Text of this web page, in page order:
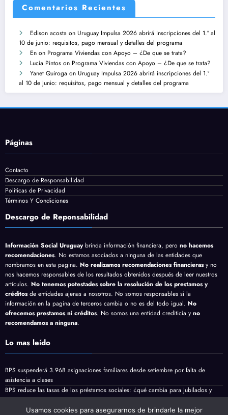
Comentarios Recientes
Edison acosta on Uruguay Impulsa 2026 abrirá inscripciones del 1.º al
10 de junio: requisitos, pago mensual y detalles del programa
En on Programa Viviendas con Apoyo – ¿De que se trata?
Lucia Pintos on Programa Viviendas con Apoyo – ¿De que se trata?
Yanet Quiroga on Uruguay Impulsa 2026 abrirá inscripciones del 1.º
al 10 de junio: requisitos, pago mensual y detalles del programa
Páginas
Contacto
Descargo de Responsabilidad
Politicas de Privacidad
Términos Y Condiciones
Descargo de Reponsabilidad
Información Social Uruguaybrinda información financiera, pero no hacemos
recomendaciones. No estamos asociados a ninguna de las entidades que
nombramos en esta pagina. No realizamos recomendaciones financierasy no
nos hacemos responsables de los resultados obtenidos después de leer nuestros
artículos. No tenemos potestades sobre la resolución de los prestamos y
créditosde entidades ajenas a nosotros. No somos responsables si la
información en la pagina de terceros cambia o no es del todo igual. No
ofrecemos prestamos ni créditos. No somos una entidad crediticia y no
recomendamos a ninguna.
Lo mas leído
BPS suspenderá 3.968 asignaciones familiares desde setiembre por falta de
asistencia a clases
BPS reduce las tasas de los préstamos sociales: ¿qué cambia para jubilados y
pensionistas?
Jubilaciones y pensiones minimas vienen con aumento en Agosto
Usamos cookies para asegurarnos de brindarle la mejor